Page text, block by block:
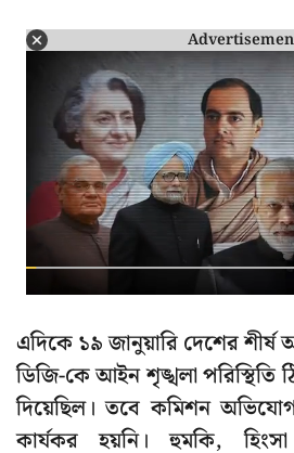
এদিকে ১৯ জানুয়ারি দেশের
ডিজি-কে আইন শৃঙ্খলা পরিস্থিতি
দিয়েছিল। তবে কমিশন
কার্যকর হয়নি। হুমকি,